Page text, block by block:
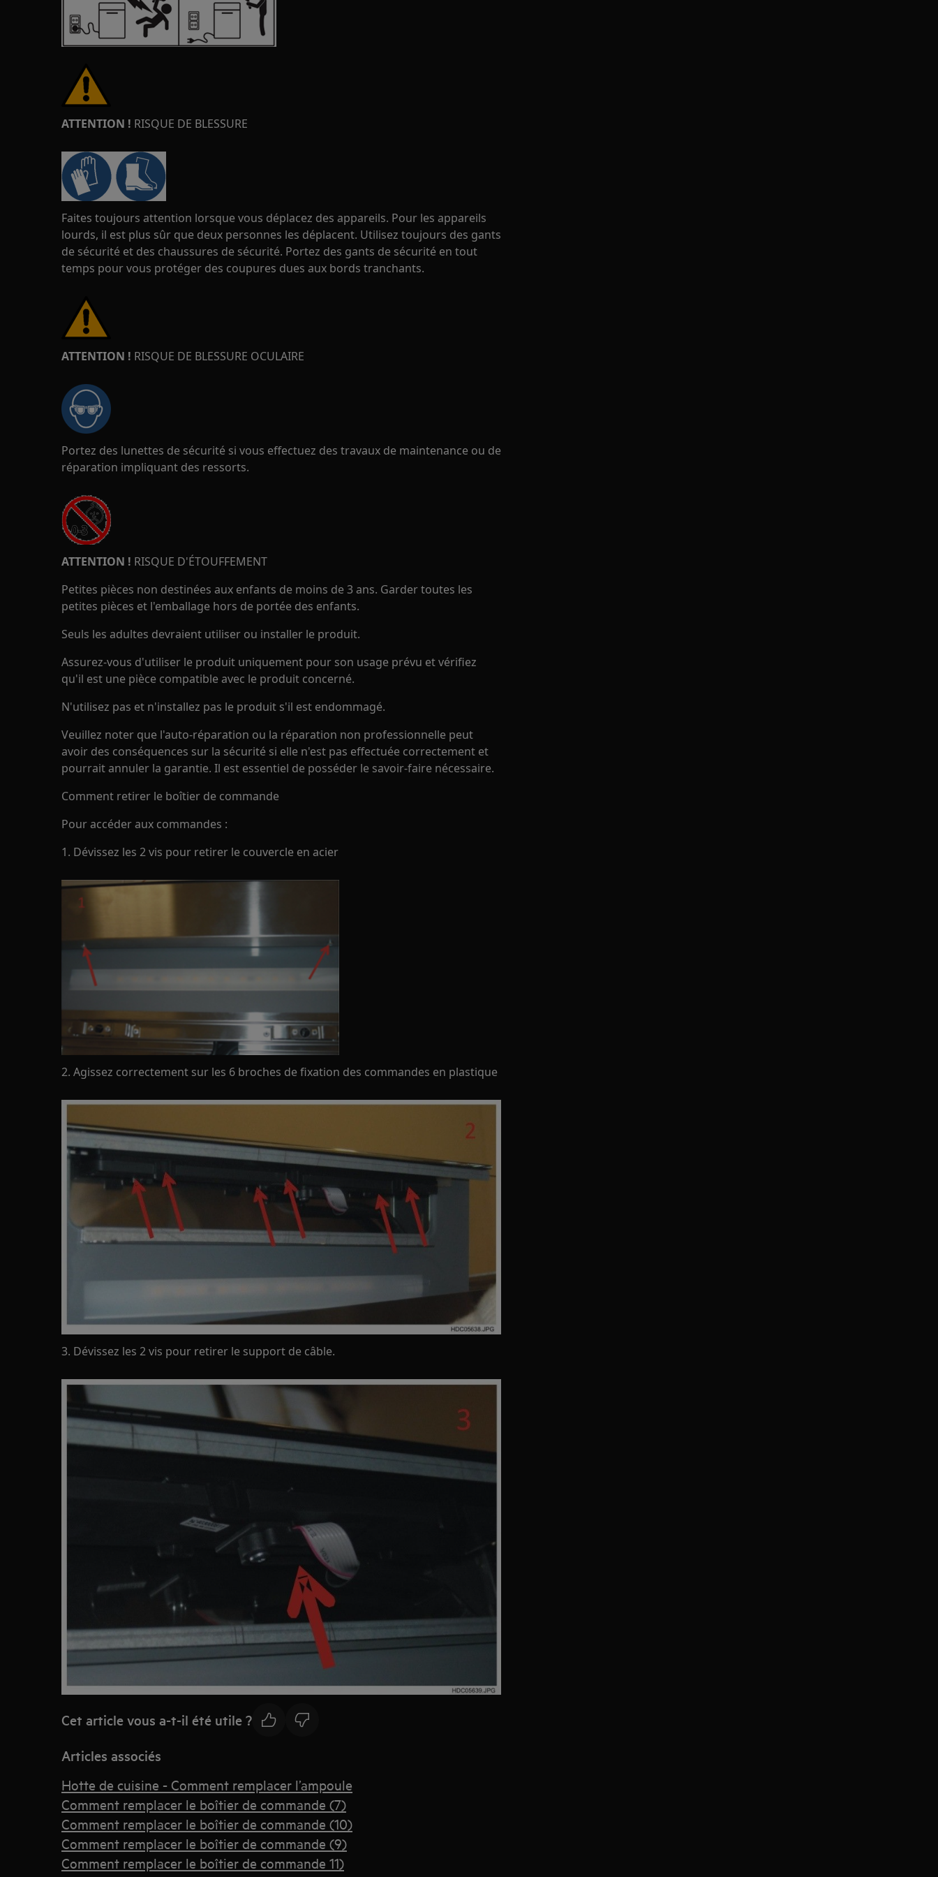
ATTENTION ! RISQUE DE BLESSURE
Faites toujours attention lorsque vous déplacez des appareils. Pour les appareils
lourds, il est plus sûr que deux personnes les déplacent. Utilisez toujours des gants
de sécurité et des chaussures de sécurité. Portez des gants de sécurité en tout
temps pour vous protéger des coupures dues aux bords tranchants.
ATTENTION ! RISQUE DE BLESSURE OCULAIRE
Portez des lunettes de sécurité si vous effectuez des travaux de maintenance ou de
réparation impliquant des ressorts.
ATTENTION ! RISQUE D'ÉTOUFFEMENT
Petites pièces non destinées aux enfants de moins de 3 ans. Garder toutes les
petites pièces et l'emballage hors de portée des enfants.
Seuls les adultes devraient utiliser ou installer le produit.
Assurez-vous d'utiliser le produit uniquement pour son usage prévu et vérifiez
qu'il est une pièce compatible avec le produit concerné.
N'utilisez pas et n'installez pas le produit s'il est endommagé.
Veuillez noter que l'auto-réparation ou la réparation non professionnelle peut
avoir des conséquences sur la sécurité si elle n'est pas effectuée correctement et
pourrait annuler la garantie. Il est essentiel de posséder le savoir-faire nécessaire.
Comment retirer le boîtier de commande
Pour accéder aux commandes :
1. Dévissez les 2 vis pour retirer le couvercle en acier
2. Agissez correctement sur les 6 broches de fixation des commandes en plastique
3. Dévissez les 2 vis pour retirer le support de câble.
Cet article vous a-t-il été utile ?
Articles associés
Hotte de cuisine - Comment remplacer l’ampoule
Comment remplacer le boîtier de commande (7)
Comment remplacer le boîtier de commande (10)
Comment remplacer le boîtier de commande (9)
Comment remplacer le boîtier de commande 11)